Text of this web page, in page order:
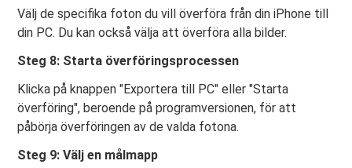
Välj de specifika foton du vill överföra från din iPhone till
din PC. Du kan också välja att överföra alla bilder.
Steg 8: Starta överföringsprocessen
Klicka på knappen "Exportera till PC" eller "Starta
överföring", beroende på programversionen, för att
påbörja överföringen av de valda fotona.
Steg 9: Välj en målmapp